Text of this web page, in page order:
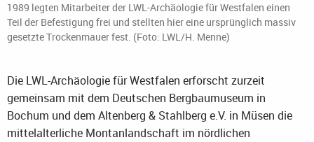
1989 legten Mitarbeiter der LWL-Archäologie für Westfalen einen
Teil der Befestigung frei und stellten hier eine ursprünglich massiv
gesetzte Trockenmauer fest. (Foto: LWL/H. Menne)
Die LWL-Archäologie für Westfalen erforscht zurzeit
gemeinsam mit dem Deutschen Bergbaumuseum in
Bochum und dem Altenberg & Stahlberg e.V. in Müsen die
mittelalterliche Montanlandschaft im nördlichen